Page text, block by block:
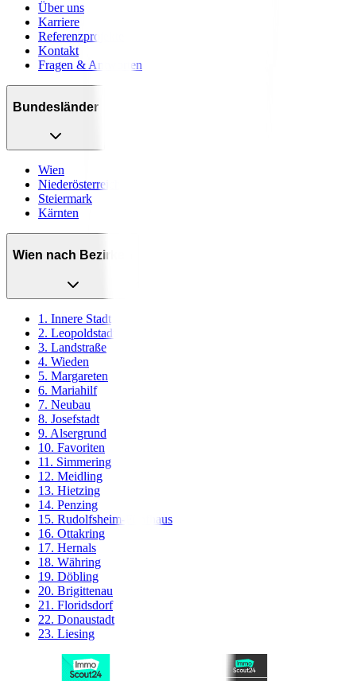
Über uns
Karriere
Referenzprojekte
Kontakt
Fragen & Antworten
Bundesländer
Wien
Niederösterreich
Steiermark
Kärnten
Wien nach Bezirken
1. Innere Stadt
2. Leopoldstadt
3. Landstraße
4. Wieden
5. Margareten
6. Mariahilf
7. Neubau
8. Josefstadt
9. Alsergrund
10. Favoriten
11. Simmering
12. Meidling
13. Hietzing
14. Penzing
15. Rudolfsheim-Fünfhaus
16. Ottakring
17. Hernals
18. Währing
19. Döbling
20. Brigittenau
21. Floridsdorf
22. Donaustadt
23. Liesing